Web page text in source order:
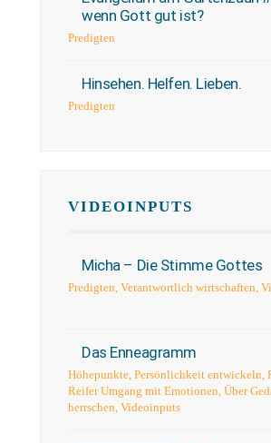
wenn Gott gut ist?
Predigten
Hinsehen. Helfen. Lieben.
Predigten
VIDEOINPUTS
Micha – Die Stimme Gottes
Predigten, Verantwortlich wirtschaften,
Das Enneagramm
Höhepunkte, Persönlichkeit entwickeln,
Reifer Umgang mit Emotionen, Über
herrschen, Videoinputs